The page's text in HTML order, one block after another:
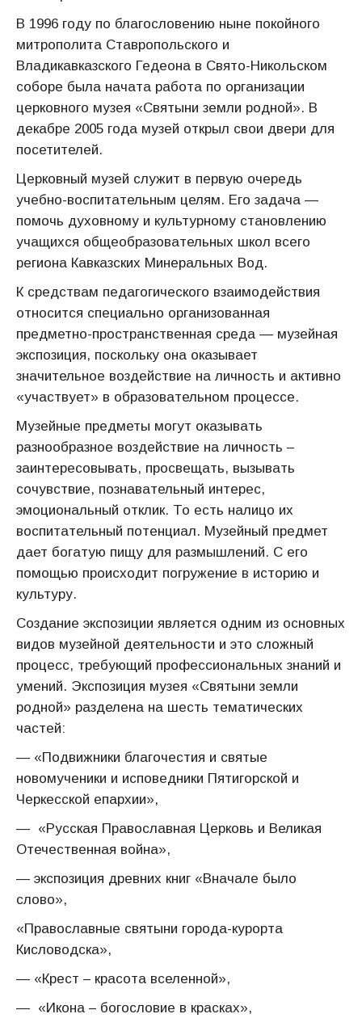
В 1996 году по благословению ныне покойного
митрополита Ставропольского и
Владикавказского Гедеона в Свято-Никольском
соборе была начата работа по организации
церковного музея «Святыни земли родной». В
декабре 2005 года музей открыл свои двери для
посетителей.
Церковный музей служит в первую очередь
учебно-воспитательным целям. Его задача —
помочь духовному и культурному становлению
учащихся общеобразовательных школ всего
региона Кавказских Минеральных Вод.
К средствам педагогического взаимодействия
относится специально организованная
предметно-пространственная среда — музейная
экспозиция, поскольку она оказывает
значительное воздействие на личность и активно
«участвует» в образовательном процессе.
Музейные предметы могут оказывать
разнообразное воздействие на личность –
заинтересовывать, просвещать, вызывать
сочувствие, познавательный интерес,
эмоциональный отклик. То есть налицо их
воспитательный потенциал. Музейный предмет
дает богатую пищу для размышлений. С его
помощью происходит погружение в историю и
культуру.
Создание экспозиции является одним из основных
видов музейной деятельности и это сложный
процесс, требующий профессиональных знаний и
умений. Экспозиция музея «Святыни земли
родной» разделена на шесть тематических
частей:
— «Подвижники благочестия и святые
новомученики и исповедники Пятигорской и
Черкесской епархии»,
— «Русская Православная Церковь и Великая
Отечественная война»,
— экспозиция древних книг «Вначале было
слово»,
«Православные святыни города-курорта
Кисловодска»,
— «Крест – красота вселенной»,
— «Икона – богословие в красках»,